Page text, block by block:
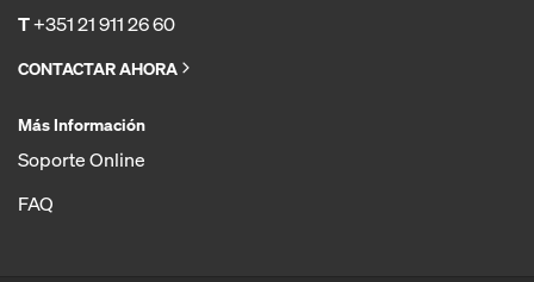
T+351 21 911 26 60
CONTACTAR AHORA
Más Información
Soporte Online
FAQ